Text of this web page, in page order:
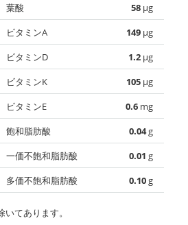
葉酸
58 µg
ビタミンA
149 µg
ビタミンD
1.2 µg
ビタミンK
105 µg
ビタミンE
0.6 mg
飽和脂肪酸
0.04g
一価不飽和脂肪酸
0.01 g
多価不飽和脂肪酸
0.10g
てあります。